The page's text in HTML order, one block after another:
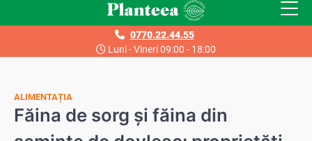
to
0770.22.44.55
Luni - Vineri 09:00 - 18:00
ALIMENTAȚIA
Făina de sorg și făina din